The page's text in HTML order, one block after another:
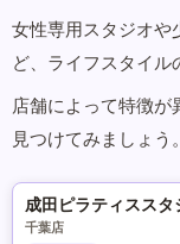
女性専用スタジオや
ど、ライフスタイル
店舗によって特徴が
見つけてみましょう。
成田ピラティススタ
千葉店